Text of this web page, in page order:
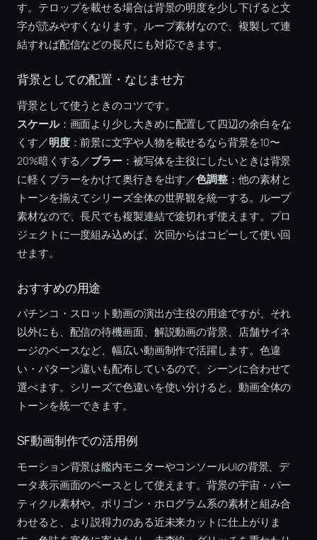
す。テロップを載せる場合は背景の明度を少し下げると文
字が読みやすくなります。ループ素材なので、複製して連
結すれば配信などの長尺にも対応できます。
背景としての配置・なじませ方
背景として使うときのコツです。
スケール：画面より少し大きめに配置して四辺の余白をな
くす／明度：前景に文字や人物を載せるなら背景を10〜
20%暗くする／ブラー：被写体を主役にしたいときは背景
に軽くブラーをかけて奥行きを出す／色調整 ：他の素材と
トーンを揃えてシリーズ全体の世界観を統一する。ループ
素材なので、長尺でも複製連結で途切れず使えます。プロ
ジェクトに一度組み込めば、次回からはコピーして使い回
せます。
おすすめの用途
パチンコ・スロット動画の演出が主役の用途ですが、それ
以外にも、配信の待機画面、解説動画の背景、店舗サイネ
ージのベースなど、幅広い動画制作で活躍します。色違
い・パターン違いも配布しているので、シーンに合わせて
選べます。シリーズで色違いを使い分けると、動画全体の
トーンを統一できます。
SF動画制作での活用例
モーション背景は艦内モニターやコンソールUIの背景、デ
ータ表示画面のベースとして使えます。背景の宇宙・パー
ティクル素材や、ポリゴン・ホログラム系の素材と組み合
わせると、より説得力のある近未来カットに仕上がりま